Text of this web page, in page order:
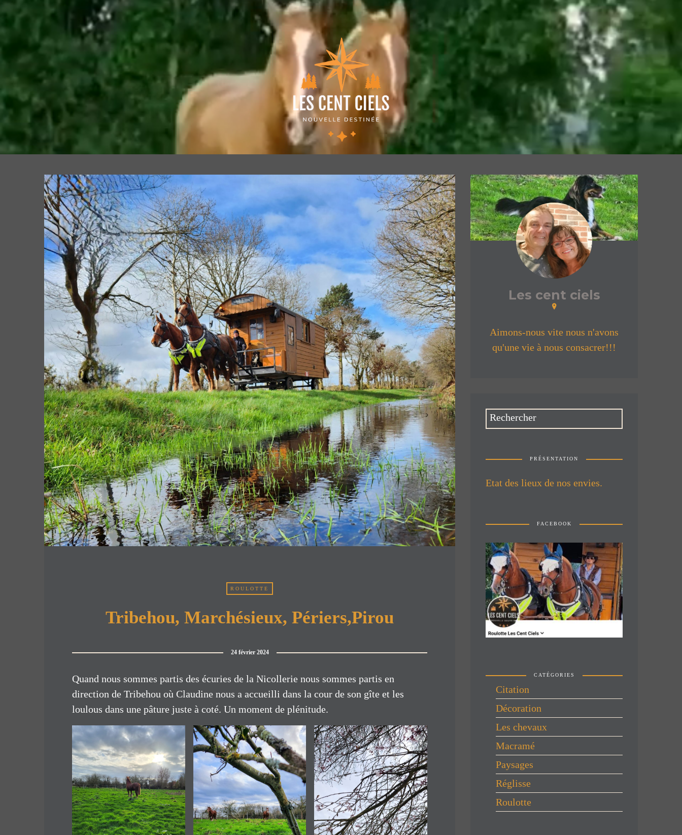
ROULOTTE
Tribehou, Marchésieux, Périers,Pirou
24 février 2024
Quand nous sommes partis des écuries de la Nicollerie nous sommes partis en
direction de Tribehou où Claudine nous a accueilli dans la cour de son gîte et les
loulous dans une pâture juste à coté. Un moment de plénitude.
Les cent ciels
Aimons-nous vite nous n'avons
qu'une vie à nous consacrer!!!
PRÉSENTATION
Etat des lieux de nos envies.
FACEBOOK
CATÉGORIES
Citation
Décoration
Les chevaux
Macramé
Paysages
Réglisse
Roulotte